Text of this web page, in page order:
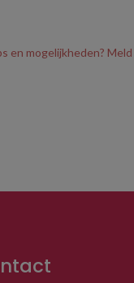
mogelijkheden?